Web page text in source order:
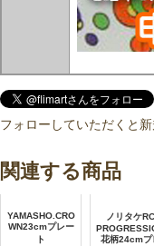
フォローしていただくと
関連する商品
YAMASHO.CRO
WN23cmプレー
ト
ノリタケRC
花柄24cmプ